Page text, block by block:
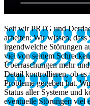
Seit wir PRTG und
arbeiten: Wir wissen,
irgendwelche Störungen
viel von seinem
Überraschungen mehr
Detail kontrollieren, ob es
Probleme gegeben hat.
Status aller Systeme und
eventuelle Störungen viel